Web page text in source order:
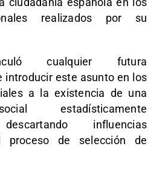
realizados por su
cualquier futura
introducir este asunto en los
a la existencia de una
estadísticamente
influencias
proceso de selección de